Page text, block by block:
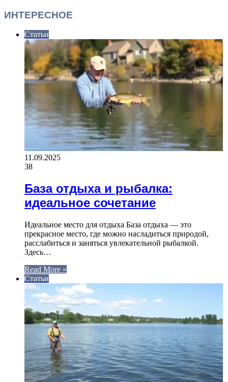
ИНТЕРЕСНОЕ
Статьи
11.09.2025
38
База отдыха и рыбалка:
идеальное сочетание
Идеальное место для отдыха База отдыха — это
прекрасное место, где можно насладиться природой,
расслабиться и заняться увлекательной рыбалкой.
Здесь…
Read More »
Статьи